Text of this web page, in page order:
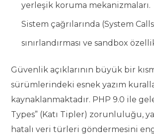
yerleşik koruma mekanizmaları.
Sistem çağrılarında (System
sınırlandırması ve sandbox
Güvenlik açıklarının büyük bir
sürümlerindeki esnek yazım
kaynaklanmaktadır. PHP 9.0 ile
Types” (Katı Tipler) zorunluluğu,
hatalı veri türleri göndermesini